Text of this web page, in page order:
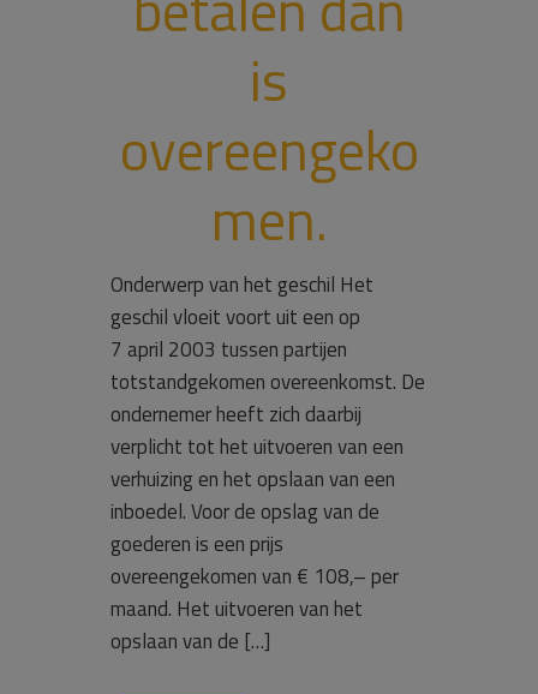
is
overeengeko
men.
Onderwerp van het geschil Het
geschil vloeit voort uit een op
7 april 2003 tussen partijen
totstandgekomen overeenkomst. De
ondernemer heeft zich daarbij
verplicht tot het uitvoeren van een
verhuizing en het opslaan van een
inboedel. Voor de opslag van de
goederen is een prijs
overeengekomen van € 108,– per
maand. Het uitvoeren van het
opslaan van de […]